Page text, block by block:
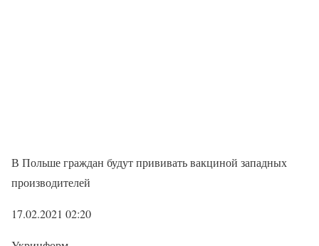
В Польше граждан будут прививать вакциной западных
производителей
17.02.2021 02:20